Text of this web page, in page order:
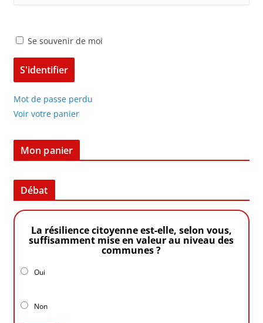
Se souvenir de moi
Mot de passe perdu
Voir votre panier
Mon panier
Débat
La résilience citoyenne est-elle, selon vous,
suffisamment mise en valeur au niveau des
communes ?
Oui
Non